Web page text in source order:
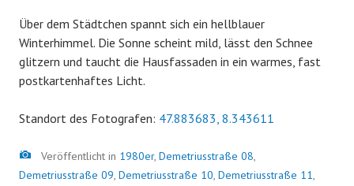
Über dem Städtchen spannt sich ein hellblauer
Winterhimmel. Die Sonne scheint mild, lässt den Schnee
glitzern und taucht die Hausfassaden in ein warmes, fast
postkartenhaftes Licht.
Standort des Fotografen: 47.883683, 8.343611
Bild
Veröffentlicht in 1980er, Demetriusstraße 08,
Demetriusstraße 09, Demetriusstraße 10, Demetriusstraße 11,